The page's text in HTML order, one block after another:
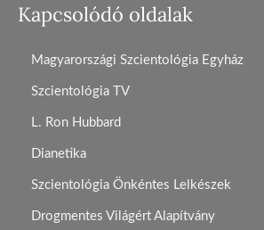
Kapcsolódó oldalak
Magyarországi Szcientológia Egyház
Szcientológia TV
L. Ron Hubbard
Dianetika
Szcientológia Önkéntes Lelkészek
Drogmentes Világért Alapítvány